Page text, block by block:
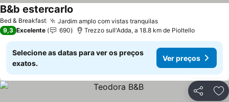
Bed & Breakfast Jardim amplo com vistas tranquilasVer preços
B&b estercarlo
9,3 Excelente 690 Trezzo sull'Adda, a 18.8 km de Pioltello
Selecione as datas para ver os preços
exatos.
Ver preços
Partilhar